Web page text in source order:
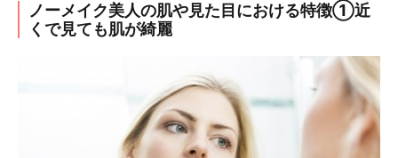
ノーメイク美人の肌や見た目における特徴①近
くで見ても肌が綺麗